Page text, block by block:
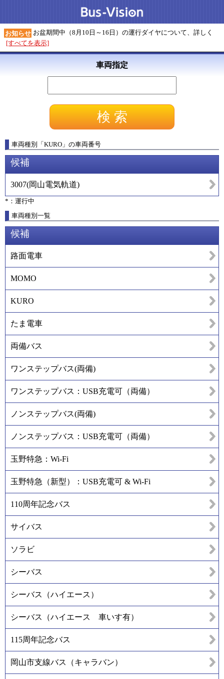
お知らせ お盆期間中（8月10日～16日）の運行ダイヤについて、詳しく
[すべてを表示]
車両指定
車両種別 「KURO 」 の車両番号
候補
3007(岡山電気軌道)
*：運行中
車両種別一覧
候補
路面電車
MOMO
KURO
たま電車
両備バス
ワンステップバス(両備)
ワンステップバス：USB充電可（両備）
ノンステップバス(両備)
ノンステップバス：USB充電可（両備）
玉野特急：Wi-Fi
玉野特急（新型）：USB充電可 & Wi-Fi
110周年記念バス
サイバス
ソラビ
シーバス
シーバス（ハイエース）
シーバス（ハイエース 車いす有）
115周年記念バス
岡山市支線バス（キャラバン）